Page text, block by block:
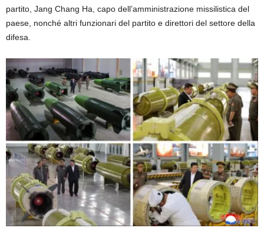
partito, Jang Chang Ha, capo dell’amministrazione missilistica del
paese, nonché altri funzionari del partito e direttori del settore della
difesa.